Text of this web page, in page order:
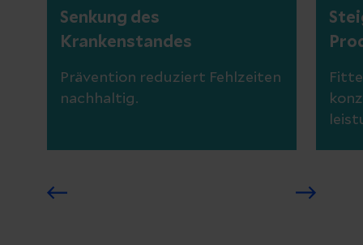
Senkung des
Krankenstandes
Prävention reduziert Fehlzeiten
nachhaltig.